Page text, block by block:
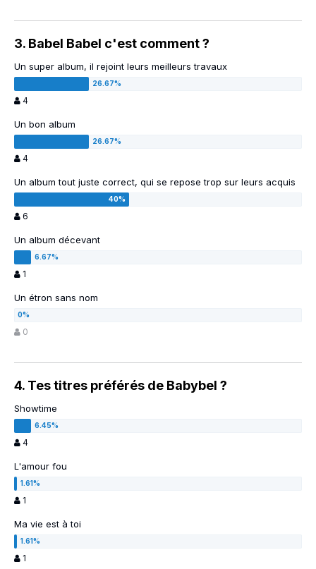
3. Babel Babel c'est comment ?
Un super album, il rejoint leurs meilleurs travaux
4
Un bon album
4
Un album tout juste correct, qui se repose trop sur leurs acquis
6
Un album décevant
1
Un étron sans nom
0
4. Tes titres préférés de Babybel ?
Showtime
4
L'amour fou
1
Ma vie est à toi
1